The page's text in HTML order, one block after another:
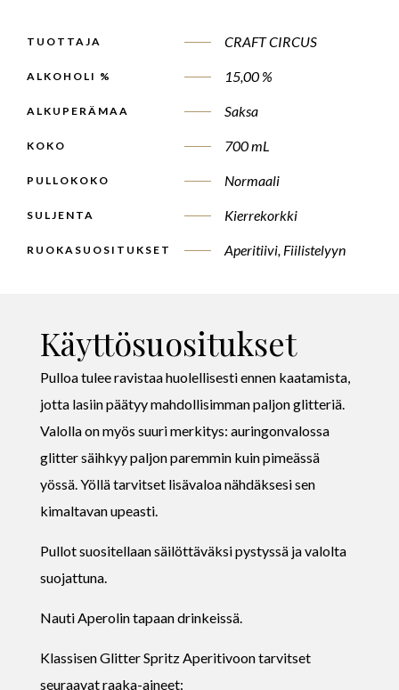
TUOTTAJA CRAFT CIRCUS
ALKOHOLI % 15,00 %
ALKUPERÄMAA Saksa
KOKO 700 mL
PULLOKOKO Normaali
SULJENTA Kierrekorkki
RUOKASUOSITUKSET Aperitiivi, Fiilistelyyn
Käyttösuositukset
Pulloa tulee ravistaa huolellisesti ennen kaatamista,
jotta lasiin päätyy mahdollisimman paljon glitteriä.
Valolla on myös suuri merkitys: auringonvalossa
glitter säihkyy paljon paremmin kuin pimeässä
yössä. Yöllä tarvitset lisävaloa nähdäksesi sen
kimaltavan upeasti.
Pullot suositellaan säilöttäväksi pystyssä ja valolta
suojattuna.
Nauti Aperolin tapaan drinkeissä.
Klassisen Glitter Spritz Aperitivoon tarvitset
seuraavat raaka-aineet: